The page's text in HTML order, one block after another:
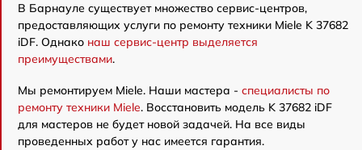
В Барнауле существует множество сервис-центров,
предоставляющих услуги по ремонту техники Miele K 37682
iDF. Однако наш сервис-центр выделяется
преимуществами.
Мы ремонтируем Miele. Наши мастера - специалисты по
ремонту техники Miele. Восстановить модель K 37682 iDF
для мастеров не будет новой задачей. На все виды
проведенных работ у нас имеется гарантия.